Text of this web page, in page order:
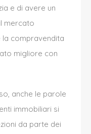
e di avere un
mercato
la compravendita
migliore con
anche le parole
immobiliari si
da parte dei